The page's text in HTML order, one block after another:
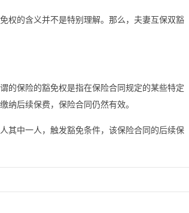
权的含义并不是特别理解。那么，夫妻互保双豁
的保险的豁免权是指在保险合同规定的某些特定
纳后续保费，保险合同仍然有效。
其中一人，触发豁免条件，该保险合同的后续保